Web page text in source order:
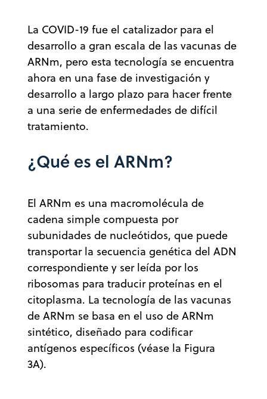
La COVID-19 fue el catalizador para el
desarrollo a gran escala de las vacunas de
ARNm, pero esta tecnología se encuentra
ahora en una fase de investigación y
desarrollo a largo plazo para hacer frente
a una serie de enfermedades de difícil
tratamiento.
¿Qué es el ARNm?
El ARNm es una macromolécula de
cadena simple compuesta por
subunidades de nucleótidos, que puede
transportar la secuencia genética del ADN
correspondiente y ser leída por los
ribosomas para traducir proteínas en el
citoplasma. La tecnología de las vacunas
de ARNm se basa en el uso de ARNm
sintético, diseñado para codificar
antígenos específicos (véase la Figura
3A).